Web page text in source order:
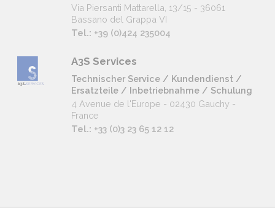
Via Piersanti Mattarella, 13/15 - 36061
Bassano del Grappa VI
Tel.: +39 (0)424 235004
A3S Services
Technischer Service / Kundendienst /
Ersatzteile / Inbetriebnahme / Schulung
4 Avenue de l'Europe - 02430 Gauchy -
France
Tel.: +33 (0)3 23 65 12 12